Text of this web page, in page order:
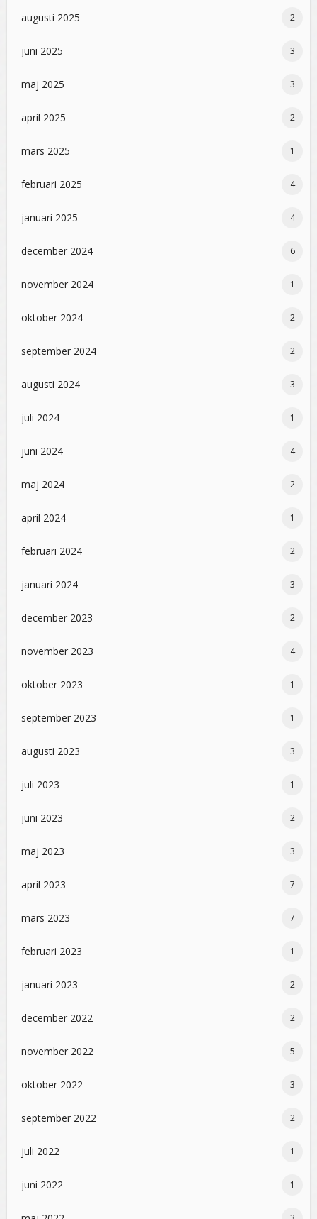
augusti 2025 2
juni 2025 3
maj 2025 3
april 2025 2
mars 2025 1
februari 2025 4
januari 2025 4
december 2024 6
november 2024 1
oktober 2024 2
september 2024 2
augusti 2024 3
juli 2024 1
juni 2024 4
maj 2024 2
april 2024 1
februari 2024 2
januari 2024 3
december 2023 2
november 2023 4
oktober 2023 1
september 2023 1
augusti 2023 3
juli 2023 1
juni 2023 2
maj 2023 3
april 2023 7
mars 2023 7
februari 2023 1
januari 2023 2
december 2022 2
november 2022 5
oktober 2022 3
september 2022 2
juli 2022 1
juni 2022 1